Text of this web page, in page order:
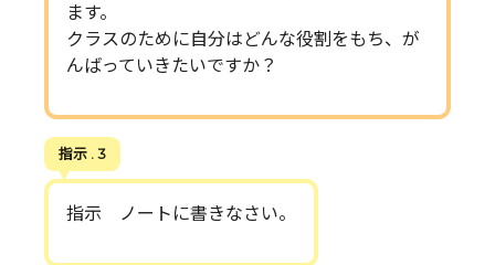
ます。
クラスのために自分はどんな役割をもち、が
んばっていきたいですか？
指示 . 3
指示 ノートに書きなさい。